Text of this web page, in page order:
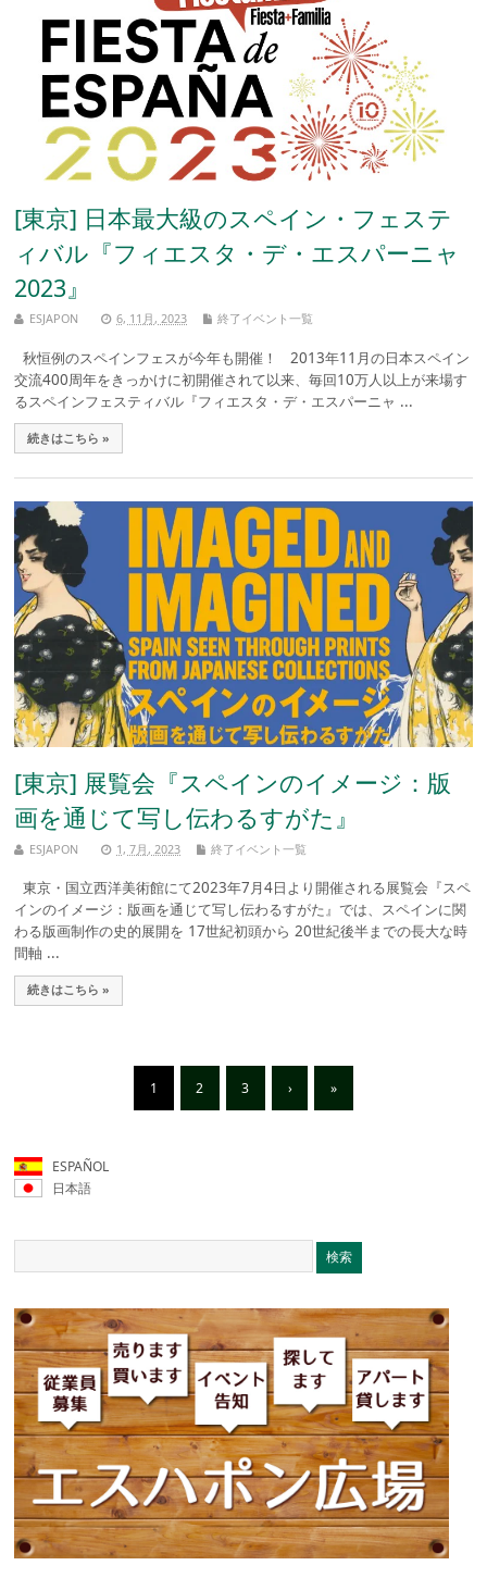
[東京] 日本最大級のスペイン・フェステ
ィバル『フィエスタ・デ・エスパーニャ
2023』
ESJAPON 6, 11月, 2023 終了イベント一覧
秋恒例のスペインフェスが今年も開催！ 2013年11月の日本スペイン
交流400周年をきっかけに初開催されて以来、毎回10万人以上が来場す
るスペインフェスティバル『フィエスタ・デ・エスパーニャ ...
続きはこちら »
[東京] 展覧会『スペインのイメージ：版
画を通じて写し伝わるすがた』
ESJAPON 1, 7月, 2023 終了イベント一覧
東京・国立西洋美術館にて2023年7月4日より開催される展覧会『スペ
インのイメージ：版画を通じて写し伝わるすがた』では、スペインに関
わる版画制作の史的展開を 17世紀初頭から 20世紀後半までの長大な時
間軸 ...
続きはこちら »
1 2 3 › »
ESPAÑOL
日本語